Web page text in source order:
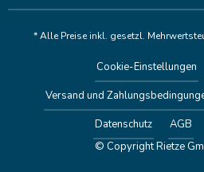
* Alle Preise inkl. gesetzl.
Cookie-Einstellungen
Versand und
Datenschutz
AGB
© Copyright Rietze